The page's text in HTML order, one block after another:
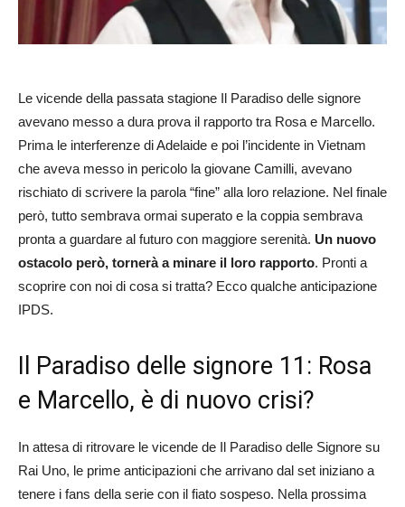
Le vicende della passata stagione Il Paradiso delle signore
avevano messo a dura prova il rapporto tra Rosa e Marcello.
Prima le interferenze di Adelaide e poi l’incidente in Vietnam
che aveva messo in pericolo la giovane Camilli, avevano
rischiato di scrivere la parola “fine” alla loro relazione. Nel finale
però, tutto sembrava ormai superato e la coppia sembrava
pronta a guardare al futuro con maggiore serenità. Un nuovo
ostacolo però, tornerà a minare il loro rapporto. Pronti a
scoprire con noi di cosa si tratta? Ecco qualche anticipazione
IPDS.
Il Paradiso delle signore 11: Rosa
e Marcello, è di nuovo crisi?
In attesa di ritrovare le vicende de Il Paradiso delle Signore su
Rai Uno, le prime anticipazioni che arrivano dal set iniziano a
tenere i fans della serie con il fiato sospeso. Nella prossima